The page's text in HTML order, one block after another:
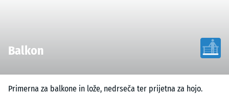
Balkon
Primerna za balkone in lože, nedrseča ter prijetna za hojo.